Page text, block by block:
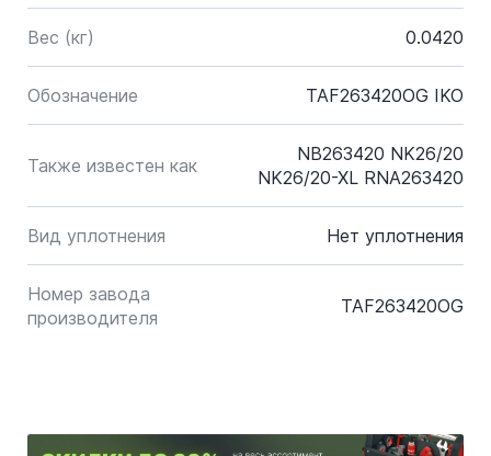
Вес (кг) 0.0420
Обозначение TAF263420OG IKO
Также известен как
NB263420 NK26/20
NK26/20-XL RNA263420
Вид уплотнения Нет уплотнения
Номер завода
производителя
TAF263420OG